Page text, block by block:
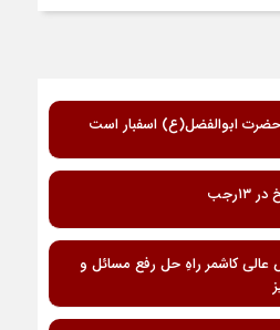
ابوالفضل(ع) اسفبار است
عالی کاشمر راهِ حل رفع مسائل و